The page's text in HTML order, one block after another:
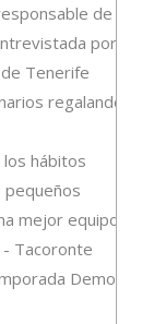
de
por el
Tenerife
regalando
hábitos
pequeños
mejor equipo
Tacoronte
Demola